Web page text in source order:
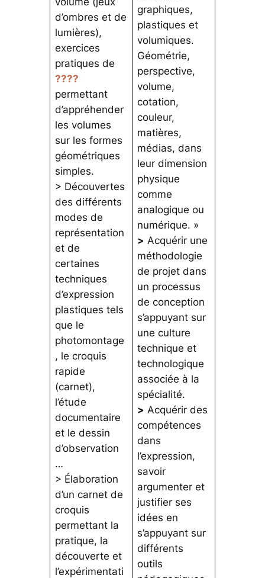
d’ombres et de
lumières),
exercices
pratiques de
????
permettant
d’appréhender
les volumes
sur les formes
géométriques
simples.
> Découvertes
des différents
modes de
représentation
et de
certaines
techniques
d’expression
plastiques tels
que le
photomontage
, le croquis
rapide
(carnet),
l’étude
documentaire
et le dessin
d’observation
…
> Élaboration
d’un carnet de
croquis
permettant la
pratique, la
découverte et
l’expérimentati
graphiques,
plastiques et
volumiques.
Géométrie,
perspective,
volume,
cotation,
couleur,
matières,
médias, dans
leur dimension
physique
comme
analogique ou
numérique. »
> Acquérir une
méthodologie
de projet dans
un processus
de conception
s’appuyant sur
une culture
technique et
technologique
associée à la
spécialité.
> Acquérir des
compétences
dans
l’expression,
savoir
argumenter et
justifier ses
idées en
s’appuyant sur
différents
outils